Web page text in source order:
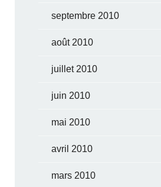
septembre 2010
août 2010
juillet 2010
juin 2010
mai 2010
avril 2010
mars 2010